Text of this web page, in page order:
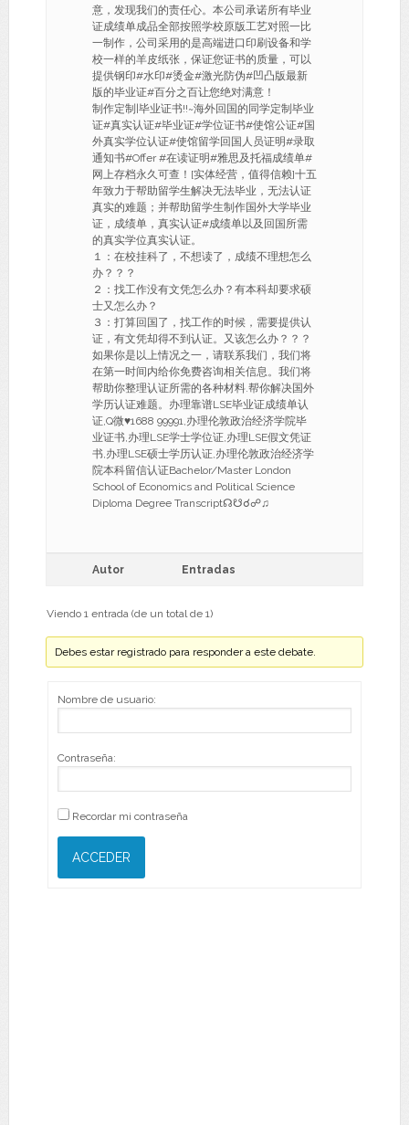
意，发现我们的责任心。本公司承诺所有毕业
证成绩单成品全部按照学校原版工艺对照一比
一制作，公司采用的是高端进口印刷设备和学
校一样的羊皮纸张，保证您证书的质量，可以
提供钢印#水印#烫金#激光防伪#凹凸版最新
版的毕业证#百分之百让您绝对满意！
制作定制|毕业证书!!~海外回国的同学定制毕业
证#真实认证#毕业证#学位证书#使馆公证#国
外真实学位认证#使馆留学回国人员证明#录取
通知书#Offer #在读证明#雅思及托福成绩单#
网上存档永久可查！[实体经营，值得信赖]十五
年致力于帮助留学生解决无法毕业，无法认证
真实的难题；并帮助留学生制作国外大学毕业
证，成绩单，真实认证#成绩单以及回国所需
的真实学位真实认证。
１：在校挂科了，不想读了，成绩不理想怎么
办？？？
２：找工作没有文凭怎么办？有本科却要求硕
士又怎么办？
３：打算回国了，找工作的时候，需要提供认
证，有文凭却得不到认证。又该怎么办？？？
如果你是以上情况之一，请联系我们，我们将
在第一时间内给你免费咨询相关信息。我们将
帮助你整理认证所需的各种材料.帮你解决国外
学历认证难题。办理靠谱LSE毕业证成绩单认
证,Q微♥1688 99991,办理伦敦政治经济学院毕
业证书,办理LSE学士学位证,办理LSE假文凭证
书,办理LSE硕士学历认证,办理伦敦政治经济学
院本科留信认证Bachelor/Master London
School of Economics and Political Science
Diploma Degree Transcript☊☋☌☍♫
Autor Entradas
Viendo 1 entrada (de un total de 1)
Debes estar registrado para responder a este debate.
Nombre de usuario:
Contraseña:
Recordar mi contraseña
ACCEDER